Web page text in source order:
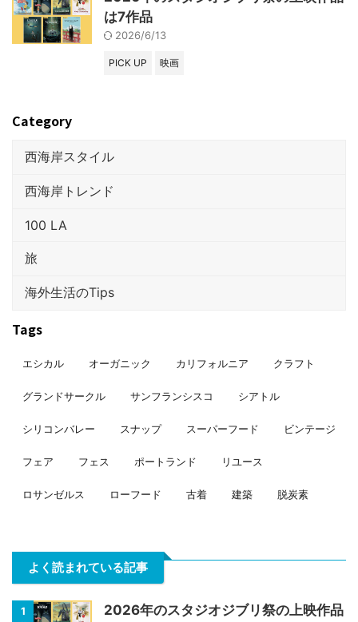
は7作品
2026/6/13
PICK UP 映画
Category
西海岸スタイル
西海岸トレンド
100 LA
旅
海外生活のTips
Tags
エシカル オーガニック カリフォルニア クラフト
グランドサークル サンフランシスコ シアトル
シリコンバレー スナップ スーパーフード ビンテージ
フェア フェス ポートランド リユース
ロサンゼルス ローフード 古着 建築 脱炭素
よく読まれている記事
1
2026年のスタジオジブリ祭の上映作品